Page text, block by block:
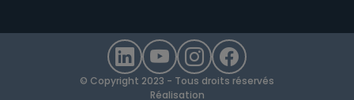
© Copyright 2023 - Tous droits réservés
Réalisation